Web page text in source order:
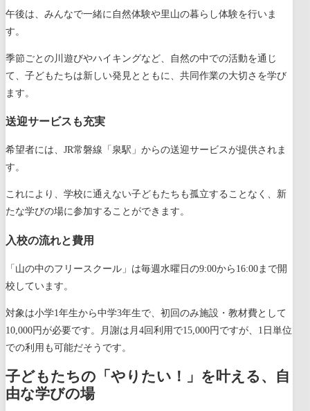
午後は、みんなで一緒に自然体験や里山の暮らし体験を行いま
す。
季節ごとの川遊びやハイキングなど、自然の中での活動を通じ
て、子どもたちは新しい発見とともに、共同作業の大切さを学び
ます。
送迎サービスも充実
希望者には、JR常磐線「泉駅」からの送迎サービスが提供されま
す。
これにより、学校に通えない子どもたちも孤立することなく、新
たな学びの場に参加することができます。
入校の流れと費用
「山の中のフリースクール」は毎週水曜日の9:00から16:00まで開
校しています。
対象は小学1年生から中学3年生で、初回のみ施設・教材費として
10,000円が必要です。月謝は月4回利用で15,000円ですが、1日単位
での利用も可能だそうです。
子どもたちの「やりたい！」を叶える、自
由な学びの場